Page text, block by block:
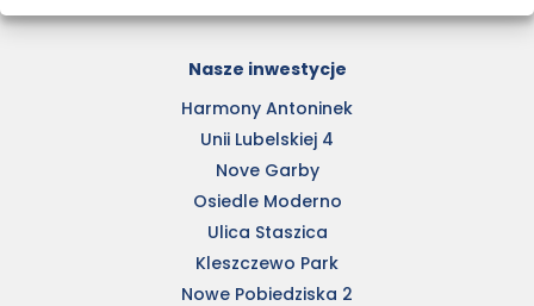
Nasze inwestycje
Harmony Antoninek
Unii Lubelskiej 4
Nove Garby
Osiedle Moderno
Ulica Staszica
Kleszczewo Park
Nowe Pobiedziska 2